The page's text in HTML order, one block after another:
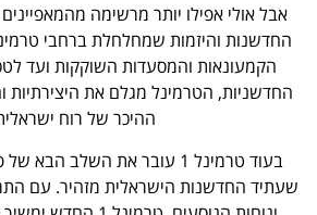
אבל אולי אפילו יותר מרשימה
הקמעונאות והמסעדות השוקקות ועד
החדשניות, הטרמינל מגלם את היצירתיות
ההיכר של רוח
בעוד טרמינל 1 עובר את השלב
שעתיד החדשנות הישראלית מזהיר. עם